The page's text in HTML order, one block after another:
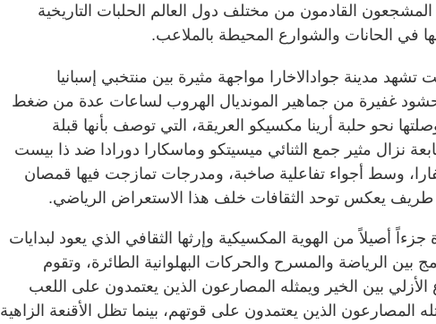
المشجعون القادمون من مختلف دول العالم الحلبات التاريخية
في الحانات والشوارع المحيطة بالملاعب.
مدينة جوادالاخارا مواجهة مثيرة بين منتخبي إسبانيا
غفيرة من جماهير المونديال الهروب لساعات عدة من ضغط
نحو حلبة أرينا مكسيكو العريقة، التي توصف بأنها قبلة
نزال مثير جمع الثنائي ميسيتكو وماسكارا دورادا ضد ذا بيست
وسط أجواء تفاعلية صاخبة، ومدرجات تمازجت فيها قمصان
يعكس توحد الثقافات خلف هذا الاستعراض الرياضي.
أصيلاً من الهوية المكسيكية وإرثها الثقافي الذي يعود لبدايات
حيث تدمج بين الرياضة والمسرح والحركات البهلوانية الطائرة، وتقوم
بين الخير ويمثله المصارعون الذين يعتمدون على اللعب
المصارعون الذين يعتمدون على قوتهم، بينما تظل الأقنعة الزاهية